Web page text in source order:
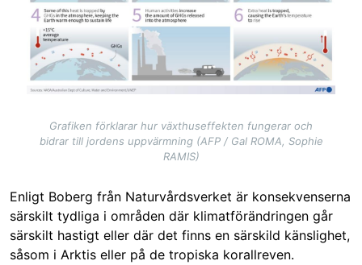
Grafiken förklarar hur växthuseffekten fungerar och
bidrar till jordens uppvärmning (AFP / Gal ROMA, Sophie
RAMIS)
Enligt Boberg från Naturvårdsverket är konsekvenserna
särskilt tydliga i områden där klimatförändringen går
särskilt hastigt eller där det finns en särskild känslighet,
såsom i Arktis eller på de tropiska korallreven.